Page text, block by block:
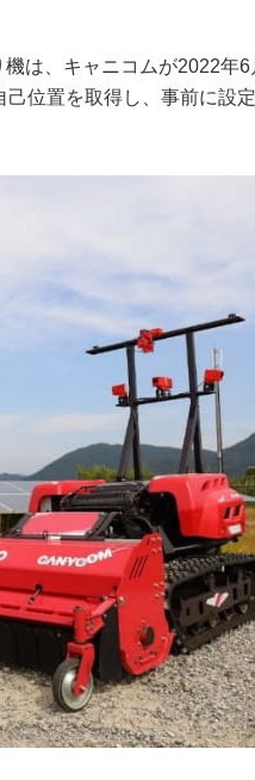
は、キャニコムが2022年6
位置を取得し、事前に設